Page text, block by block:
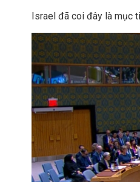
Israel đã coi đây là mục